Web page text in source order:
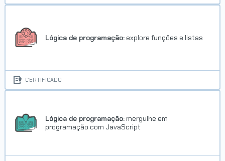
Lógica de programação: explore funções e listas
CERTIFICADO
Lógica de programação: mergulhe em
programação com JavaScript